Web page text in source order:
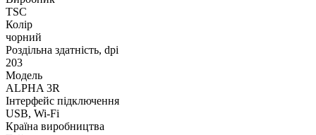
TSC
Колір
чорний
Роздільна здатність, dpi
203
Модель
ALPHA 3R
Інтерфейс підключення
USB, Wi-Fi
Країна виробництва